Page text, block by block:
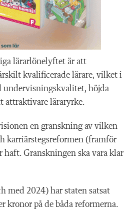
lärarlönelyftet är att
kvalificerade lärare, vilket i
undervisningskvalitet, höjda
attraktivare läraryrke.
en granskning av vilken
karriärstegsreformen (framför
haft. Granskningen ska vara klar
med 2024) har staten satsat
kronor på de båda reformerna.